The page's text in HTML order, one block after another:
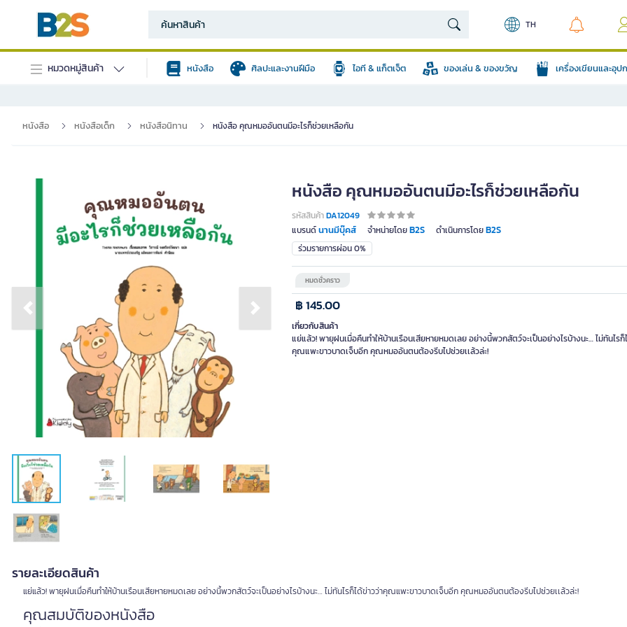
TH
หมวดหมู่สินค้า หนังสือ ศิลปะและงานฝีมือ ไอที & แก็ตเจ็ต ของเล่น & ของขวัญ เครื่องเขียนและอุ
หนังสือ หนังสือเด็ก หนังสือนิทาน หนังสือ คุณหมออันตนมีอะไรก็ช่วยเหลือกัน
Previous slide Next slide
หนังสือ คุณหมออันตนมีอะไรก็ช่วยเหลือกัน
รหัสสินค้าDA12049
แบรนด์นานมีบุ๊คส์ จำหน่ายโดยB2S ดำเนินการโดยB2S
ร่วมรายการผ่อน 0%
หมดชั่วคราว
฿ 145.00
เกี่ยวกับสินค้า
แย่แล้ว! พายุฝนเมื่อคืนทำให้บ้านเรือนเสียหายหมดเลย อย่างนี้พวกสัตว์จะเป็นอย่างไรบ้างนะ… ไม่ทันไรก็
รายละเอียดสินค้า
แย่แล้ว! พายุฝนเมื่อคืนทำให้บ้านเรือนเสียหายหมดเลย อย่างนี้พวกสัตว์จะเป็นอย่างไรบ้างนะ… ไม่ทันไรก็ได้ข่าวว่าคุณแพะขาวบาดเจ็บอีก คุณหมออันตนต้องรีบไปช่วยเเล้วล่ะ!
คุณสมบัติของหนังสือ